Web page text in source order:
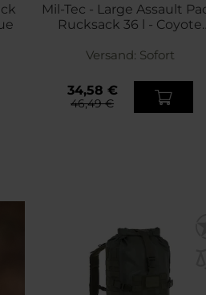
Mil-Tec - Large Assault
Rucksack 36 l - Coyote
Versand: Sofort
34,58 €
46,49 €